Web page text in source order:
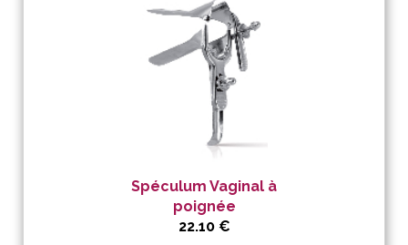
Spéculum Vaginal à
poignée
22.10 €